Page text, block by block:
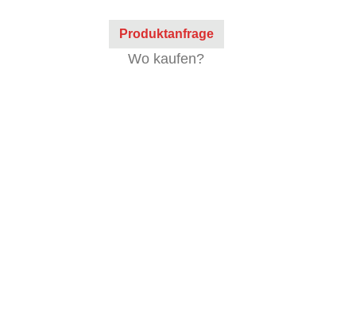
Produktanfrage
Wo kaufen?